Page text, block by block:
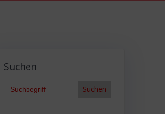
Suchen
Search
for: